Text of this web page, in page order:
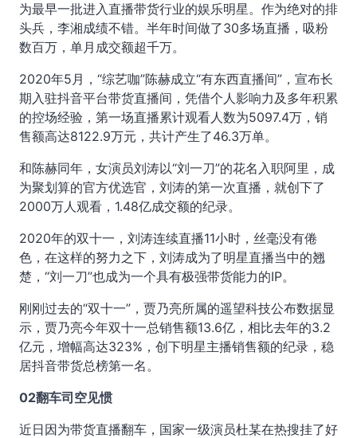
为最早一批进入直播带货行业的娱乐明星。作为绝对的排
头兵，李湘成绩不错。半年时间做了30多场直播，吸粉
数百万，单月成交额超千万。
2020年5月，“综艺咖”陈赫成立“有东西直播间”，宣布长
期入驻抖音平台带货直播间，凭借个人影响力及多年积累
的控场经验，第一场直播累计观看人数为5097.4万，销
售额高达8122.9万元，共计产生了46.3万单。
和陈赫同年，女演员刘涛以“刘一刀”的花名入职阿里，成
为聚划算的官方优选官，刘涛的第一次直播，就创下了
2000万人观看，1.48亿成交额的纪录。
2020年的双十一，刘涛连续直播11小时，丝毫没有倦
色，在这样的努力之下，刘涛成为了明星直播当中的翘
楚，“刘一刀”也成为一个具有极强带货能力的IP。
刚刚过去的“双十一”，贾乃亮所属的遥望科技公布数据显
示，贾乃亮今年双十一总销售额13.6亿，相比去年的3.2
亿元，增幅高达323%，创下明星主播销售额的纪录，稳
居抖音带货总榜第一名。
02翻车司空见惯
近日因为带货直播翻车，国家一级演员杜某在热搜挂了好